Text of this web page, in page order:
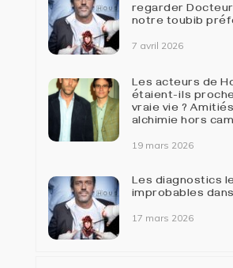
regarder
notre toubib
7 avril 2026
Les acteurs de
étaient-ils
vraie vie ?
alchimie hors
19 mars 2026
Les diagnostics
improbables
17 mars 2026